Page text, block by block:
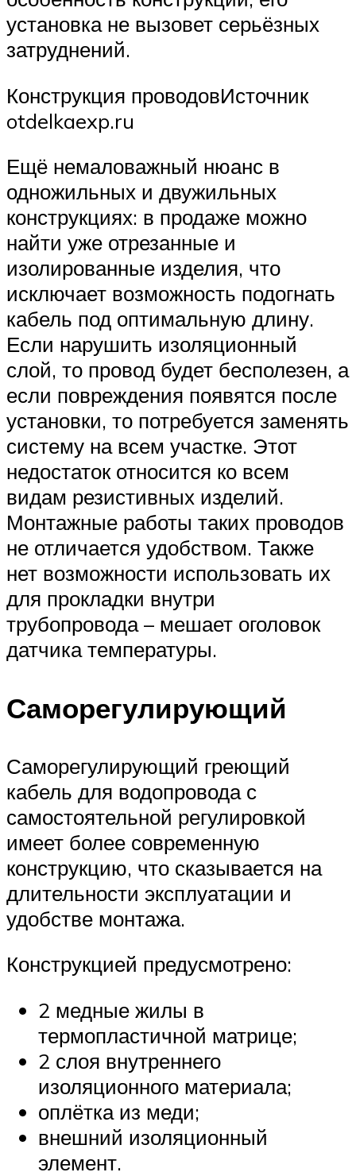
установка не вызовет серьёзных
затруднений.
Конструкция проводовИсточник
otdelkaexp.ru
Ещё немаловажный нюанс в
одножильных и двужильных
конструкциях: в продаже можно
найти уже отрезанные и
изолированные изделия, что
исключает возможность подогнать
кабель под оптимальную длину.
Если нарушить изоляционный
слой, то провод будет бесполезен, а
если повреждения появятся после
установки, то потребуется заменять
систему на всем участке. Этот
недостаток относится ко всем
видам резистивных изделий.
Монтажные работы таких проводов
не отличается удобством. Также
нет возможности использовать их
для прокладки внутри
трубопровода – мешает оголовок
датчика температуры.
Саморегулирующий
Саморегулирующий греющий
кабель для водопровода с
самостоятельной регулировкой
имеет более современную
конструкцию, что сказывается на
длительности эксплуатации и
удобстве монтажа.
Конструкцией предусмотрено:
2 медные жилы в
термопластичной матрице;
2 слоя внутреннего
изоляционного материала;
оплётка из меди;
внешний изоляционный
элемент.